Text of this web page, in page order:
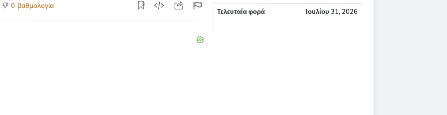
0 βαθμολογία
Τελευταία φορά Ιουλίου 31, 2026